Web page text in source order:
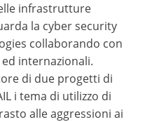
infrastrutture
la cyber security
collaborando con
internazionali.
di due progetti di
i tema di utilizzo di
alle aggressioni ai